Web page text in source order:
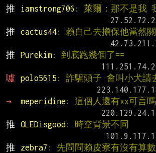
推
iamstrong706 : 萊爾：那不是我
推
cactus44: 賴自己去擔保他當然
推
Purekim: 到底跑幾個了==
噓
polo5615 : 詐騙頭子 會叫小犬請
→
meperidine : 這個人還有xx可言嗎
推
OLEDisgood : 時空背景不同
推
zebra7 : 先問問賴皮寮有沒有算